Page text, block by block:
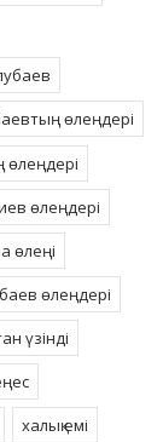
өлеңдері
өлеңдері
өлеңдері
өлеңі
өлеңдері
үзінді
халық емі